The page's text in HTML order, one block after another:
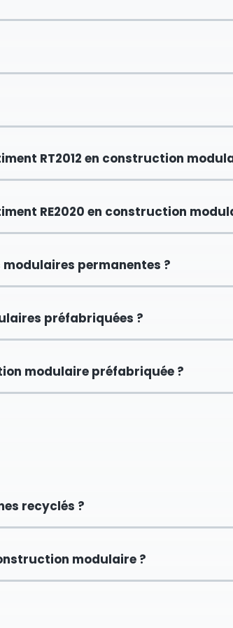
RT2012 en construction
RE2020 en construction
permanentes ?
préfabriquées ?
modulaire préfabriquée ?
recyclés ?
modulaire ?